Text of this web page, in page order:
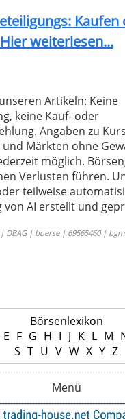
Kaufen
weiterlesen...
Artikeln: Keine
keine Kauf- oder
Angaben zu
Märkten ohne
möglich.
Verlusten führen.
teilweise
AI erstellt und
| DBAG | boerse | 69565460 |
Börsenlexikon
E F G H I J K L M
S T U V W X Y Z
Menü